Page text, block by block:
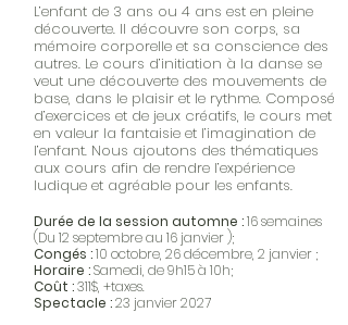
L’enfant de 3 ans ou 4 ans est en pleine
découverte. Il découvre son corps, sa
mémoire corporelle et sa conscience des
autres. Le cours d’initiation à la danse se
veut une découverte des mouvements de
base, dans le plaisir et le rythme. Composé
d’exercices et de jeux créatifs, le cours met
en valeur la fantaisie et l’imagination de
l’enfant. Nous ajoutons des thématiques
aux cours afin de rendre l’expérience
ludique et agréable pour les enfants.
Durée de la session automne :16 semaines
(Du 12 septembre au 16 janvier );
Congés :10 octobre, 26 décembre, 2 janvier ;
Horaire :Samedi, de 9h15 à 10h;
Coût :311$, +taxes.
Spectacle :23 janvier 2027